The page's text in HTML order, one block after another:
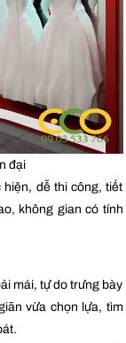
đại
hiện, dễ thi công, tiết
không gian có tính
mái, tự do trưng bày
vừa chọn lựa, tìm